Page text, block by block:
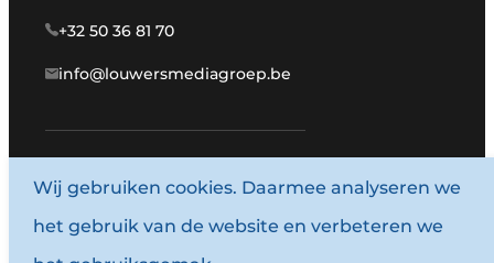
+32 50 36 81 70
info@louwersmediagroep.be
www.louwersmediagroep.com
© 1987 - 2026 Louwersmediagroep.
Wij gebruiken cookies. Daarmee analyseren we
het gebruik van de website en verbeteren we